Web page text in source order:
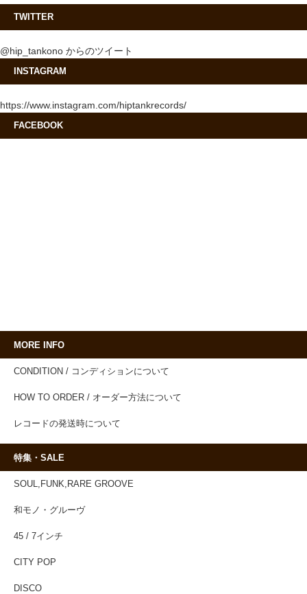
TWITTER
@hip_tankono からのツイート
INSTAGRAM
https://www.instagram.com/hiptankrecords/
FACEBOOK
MORE INFO
CONDITION / コンディションについて
HOW TO ORDER / オーダー方法について
レコードの発送時について
特集・SALE
SOUL,FUNK,RARE GROOVE
和モノ・グルーヴ
45 / 7インチ
CITY POP
DISCO